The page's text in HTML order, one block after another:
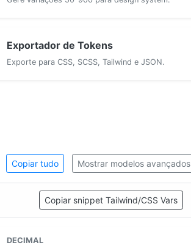
Exportador de Tokens
Exporte para CSS, SCSS, Tailwind e JSON.
Copiar tudo Mostrar modelos avançados
Copiar snippet Tailwind/CSS Vars
DECIMAL